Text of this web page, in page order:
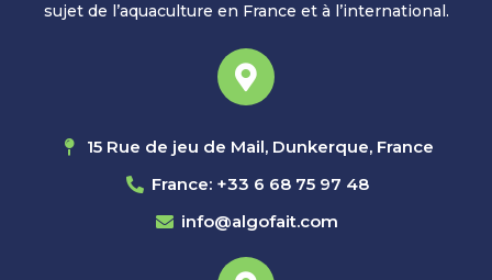
sujet de l’aquaculture en France et à l’international.
15 Rue de jeu de Mail, Dunkerque, France
France: +33 6 68 75 97 48
info@algofait.com